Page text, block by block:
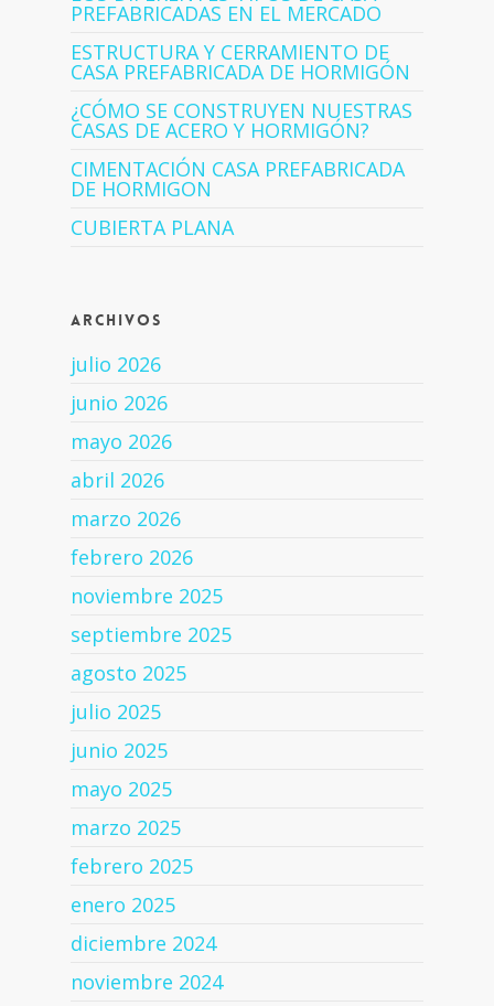
PREFABRICADAS EN EL MERCADO
ESTRUCTURA Y CERRAMIENTO DE
CASA PREFABRICADA DE HORMIGÓN
¿CÓMO SE CONSTRUYEN NUESTRAS
CASAS DE ACERO Y HORMIGÓN?
CIMENTACIÓN CASA PREFABRICADA
DE HORMIGON
CUBIERTA PLANA
Archivos
julio 2026
junio 2026
mayo 2026
abril 2026
marzo 2026
febrero 2026
noviembre 2025
septiembre 2025
agosto 2025
julio 2025
junio 2025
mayo 2025
marzo 2025
febrero 2025
enero 2025
diciembre 2024
noviembre 2024